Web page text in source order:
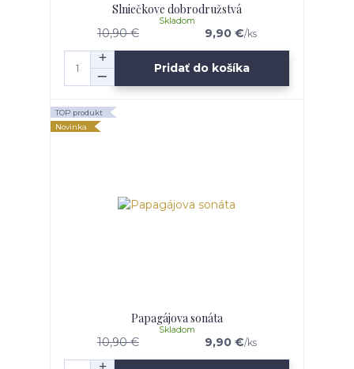
Slniečkove dobrodružstvá
10,90 € 9,90 €/ks
Skladom
Pridať do košíka
TOP produkt
Novinka
Papagájova sonáta
10,90 € 9,90 €/ks
Skladom